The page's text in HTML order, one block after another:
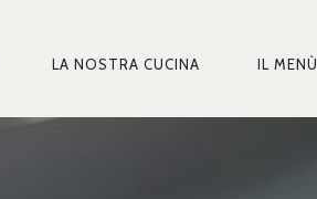
LA NOSTRA CUCINA IL MENÙ